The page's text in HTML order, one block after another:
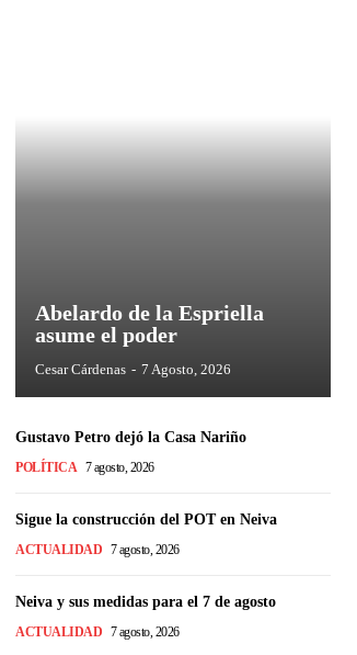
Abelardo de la Espriella
asume el poder
Cesar Cárdenas - 7 Agosto, 2026
Gustavo Petro dejó la Casa Nariño
POLÍTICA 7 agosto, 2026
Sigue la construcción del POT en Neiva
ACTUALIDAD 7 agosto, 2026
Neiva y sus medidas para el 7 de agosto
ACTUALIDAD 7 agosto, 2026